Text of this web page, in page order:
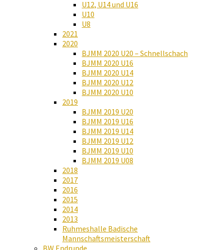
U12, U14 und U16
U10
U8
2021
2020
BJMM 2020 U20 – Schnellschach
BJMM 2020 U16
BJMM 2020 U14
BJMM 2020 U12
BJMM 2020 U10
2019
BJMM 2019 U20
BJMM 2019 U16
BJMM 2019 U14
BJMM 2019 U12
BJMM 2019 U10
BJMM 2019 U08
2018
2017
2016
2015
2014
2013
Ruhmeshalle Badische
Mannschaftsmeisterschaft
BW Endrunde